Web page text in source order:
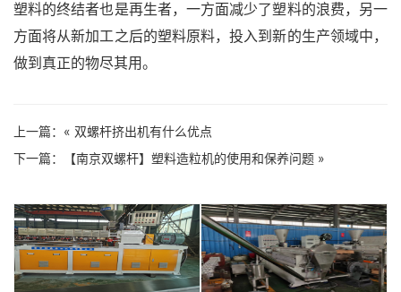
塑料的终结者也是再生者，一方面减少了塑料的浪费，另一
方面将从新加工之后的塑料原料，投入到新的生产领域中，
做到真正的物尽其用。
上一篇：« 双螺杆挤出机有什么优点
下一篇：
【南京双螺杆】塑料造粒机的使用和保养问题 »